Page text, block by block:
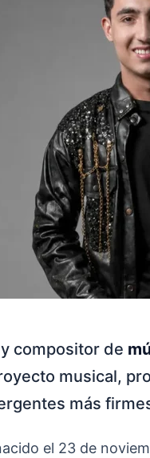
compositor de
musical,
más
el 23 de